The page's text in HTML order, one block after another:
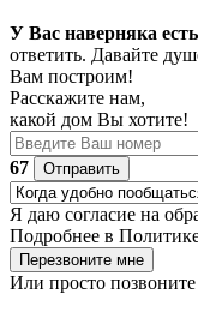
У Вас наверняка
ответить. Давайте
Вам построим!
Расскажите нам,
какой дом Вы хотите!
67
Отправить
Я даю согласие на
Подробнее в
Перезвоните мне
Или просто